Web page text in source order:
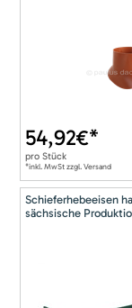
54,92€*
pro Stück
*inkl. MwSt zzgl. Versand
Schieferhebeeisen
sächsische